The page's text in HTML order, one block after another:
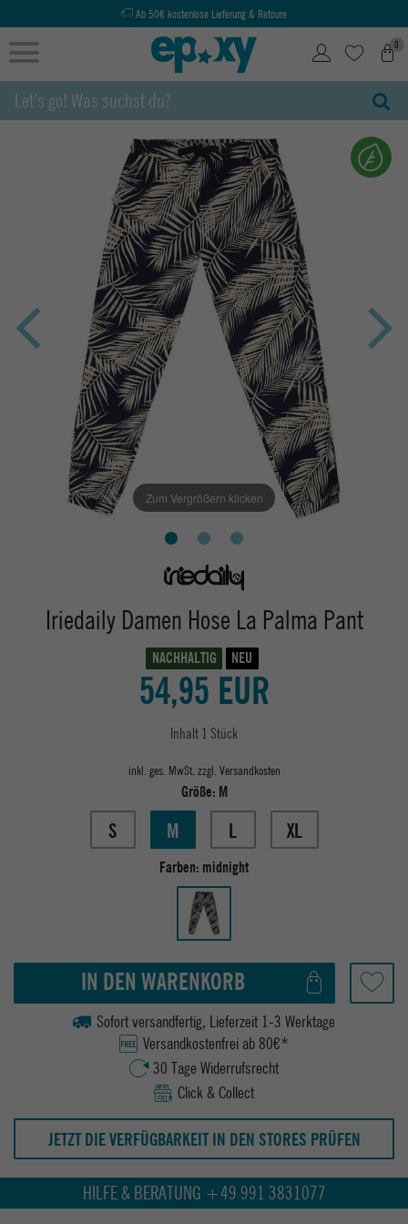
Ab 50€ kostenlose Lieferung & Retoure
0
Zum Vergrößern klicken
Iriedaily Damen Hose La Palma Pant
NACHHALTIG NEU
54,95 EUR
Inhalt 1 Stück
inkl. ges. MwSt. zzgl. Versandkosten
Größe: M
S M L XL
Farben: midnight
IN DEN WARENKORB
Sofort versandfertig, Lieferzeit 1-3 Werktage
Versandkostenfrei ab 80€*
30 Tage Widerrufsrecht
Click & Collect
JETZT DIE VERFÜGBARKEIT IN DEN STORES PRÜFEN
HILFE & BERATUNG +49 991 3831077